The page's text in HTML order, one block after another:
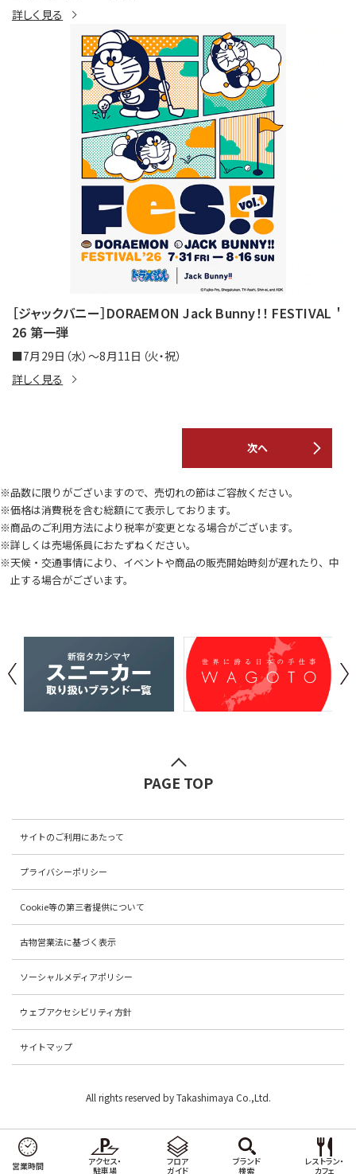
営業時間
アクセス・
駐車場
フロア
ガイド
ブランド
検索
レストラン・
カフェ
詳しく見る
［ジャックバニー］DORAEMON Jack Bunny！！ FESTIVAL ＇
26 第一弾
■7月29日（水）～8月11日（火・祝）
詳しく見る
次へ
※品数に限りがございますので、売切れの節はご容赦ください。
※価格は消費税を含む総額にて表示しております。
※商品のご利用方法により税率が変更となる場合がございます。
※詳しくは売場係員におたずねください。
※天候・交通事情により、イベントや商品の販売開始時刻が遅れたり、中
止する場合がございます。
PAGE TOP
サイトのご利用にあたって
プライバシーポリシー
Cookie等の第三者提供について
古物営業法に基づく表示
ソーシャルメディアポリシー
ウェブアクセシビリティ方針
サイトマップ
All rights reserved by Takashimaya Co.,Ltd.